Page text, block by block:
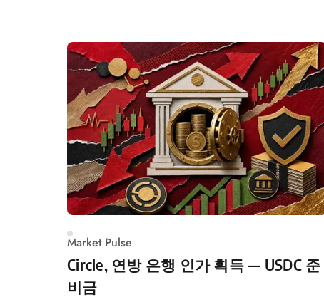
Market Pulse
Circle, 연방 은행 인가 획득 — USDC 준
비금